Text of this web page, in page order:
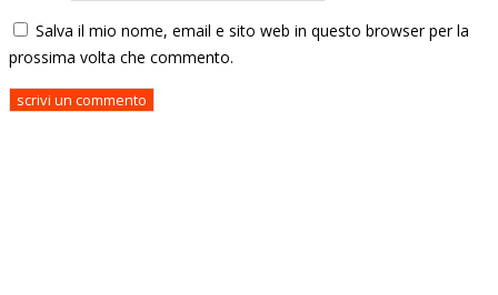
Salva il mio nome, email e sito web in questo browser per la
prossima volta che commento.